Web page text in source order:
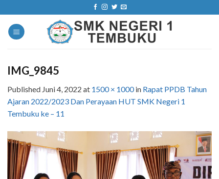
to
content
IMG_9845
Published Juni 4, 2022 at 1500 × 1000in Rapat PPDB Tahun
Ajaran 2022/2023 Dan Perayaan HUT SMK Negeri 1
Tembuku ke – 11